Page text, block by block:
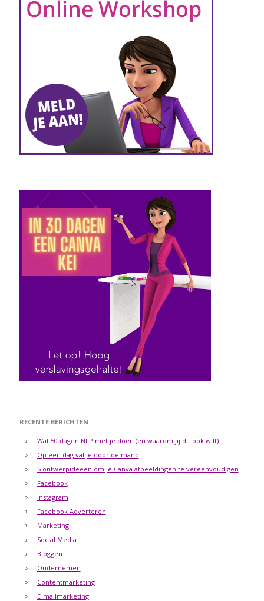
RECENTE BERICHTEN
Wat 50 dagen NLP met je doen (en waarom jij dit ook wilt)
Op een dag val je door de mand
5 ontwerpideeën om je Canva afbeeldingen te vereenvoudigen
Facebook
Instagram
Facebook Adverteren
Marketing
Social Media
Bloggen
Ondernemen
Contentmarketing
E-mailmarketing